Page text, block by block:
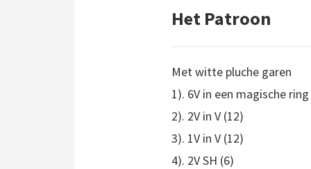
Het Patroon
Met witte pluche garen
1). 6V in een magische
2). 2V in V (12)
3). 1V in V (12)
4). 2V SH (6)